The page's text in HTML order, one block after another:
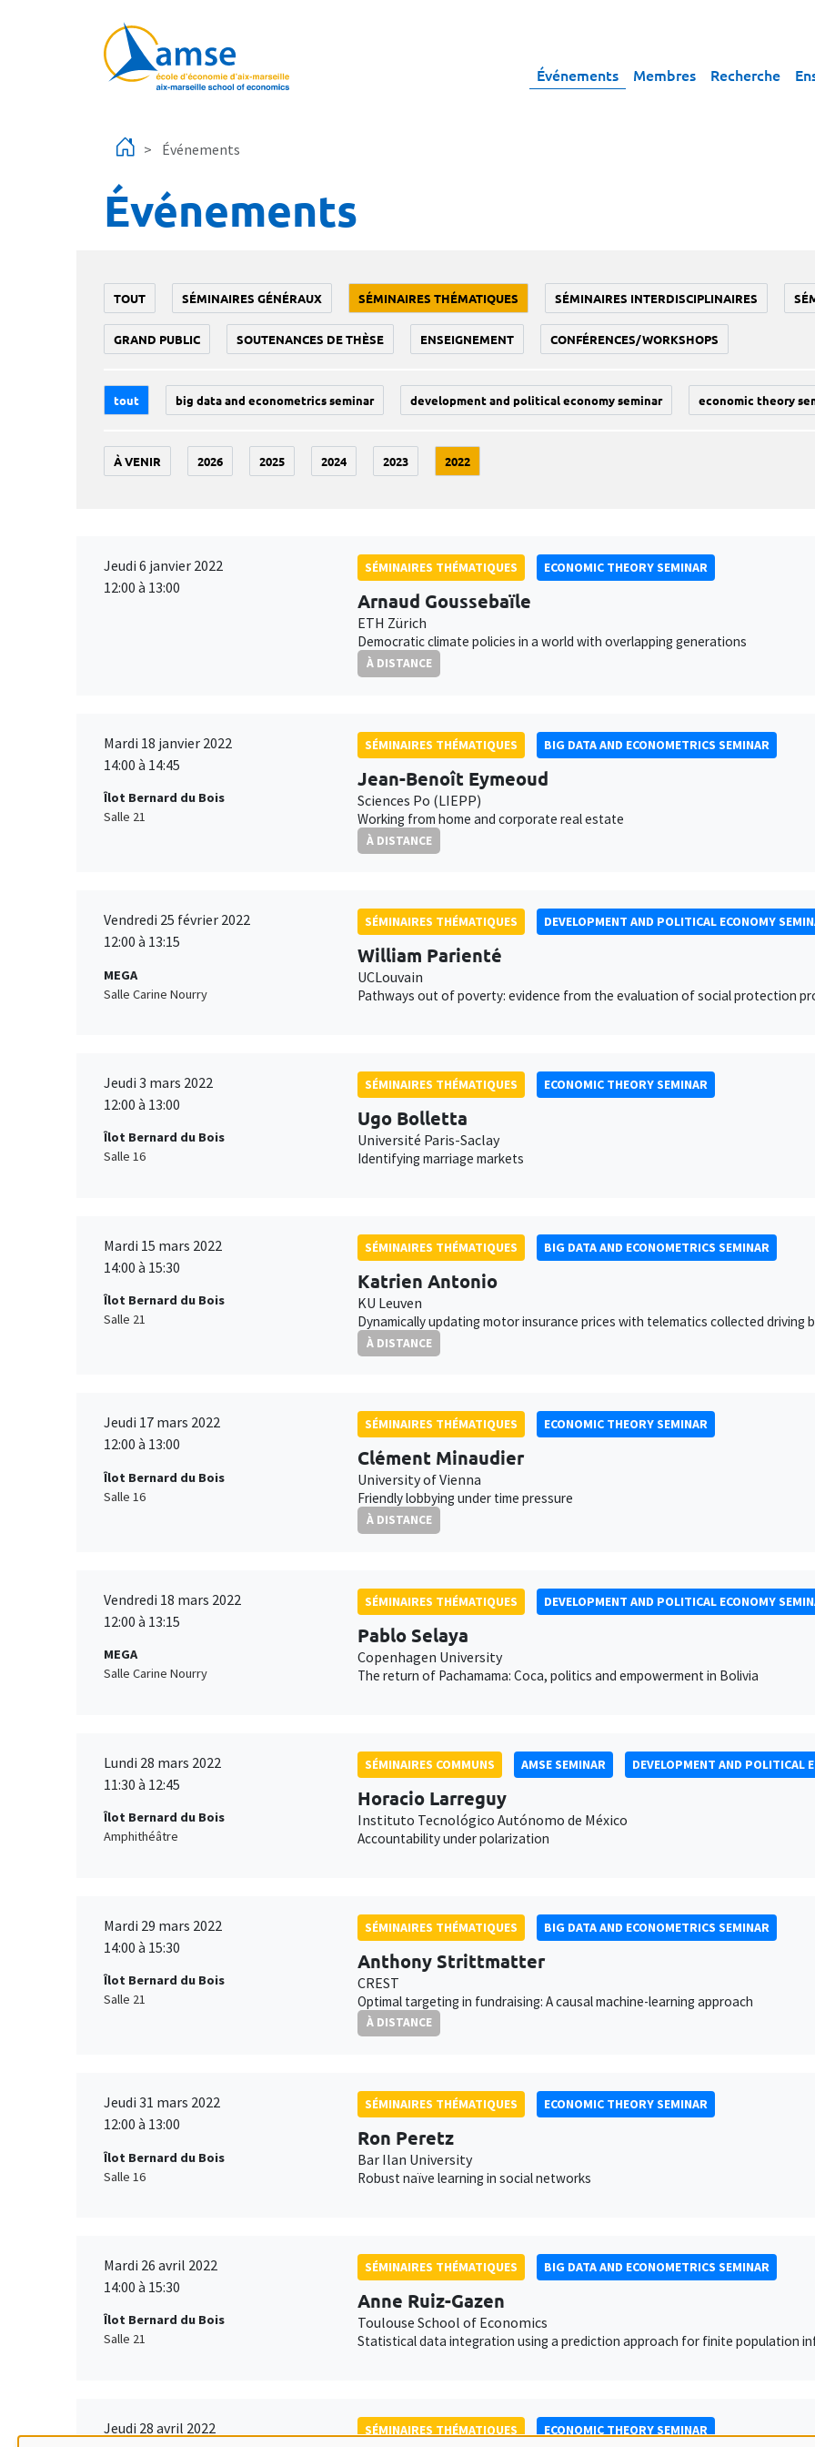
Événements Membres Recherche
Événements
Événements
TOUT SÉMINAIRES GÉNÉRAUX SÉMINAIRES THÉMATIQUES SÉMINAIRES INTERDISCIPLINAIRES
GRAND PUBLIC SOUTENANCES DE THÈSE ENSEIGNEMENT CONFÉRENCES/WORKSHOPS
tout big data and econometrics seminar development and political economy seminar economic theory
À VENIR 2026 2025 2024 2023 2022
Jeudi 6 janvier 2022
12:00 à 13:00
SÉMINAIRES THÉMATIQUES ECONOMIC THEORY SEMINAR
Arnaud Goussebaïle
ETH Zürich
Democratic climate policies in a world with overlapping generations
À DISTANCE
Mardi 18 janvier 2022
14:00 à 14:45
Îlot Bernard du Bois
Salle 21
SÉMINAIRES THÉMATIQUES BIG DATA AND ECONOMETRICS SEMINAR
Jean-Benoît Eymeoud
Sciences Po (LIEPP)
Working from home and corporate real estate
À DISTANCE
Vendredi 25 février 2022
12:00 à 13:15
MEGA
Salle Carine Nourry
SÉMINAIRES THÉMATIQUES DEVELOPMENT AND POLITICAL ECONOMY
William Parienté
UCLouvain
Pathways out of poverty: evidence from the evaluation of social protection
Jeudi 3 mars 2022
12:00 à 13:00
Îlot Bernard du Bois
Salle 16
SÉMINAIRES THÉMATIQUES ECONOMIC THEORY SEMINAR
Ugo Bolletta
Université Paris-Saclay
Identifying marriage markets
Mardi 15 mars 2022
14:00 à 15:30
Îlot Bernard du Bois
Salle 21
SÉMINAIRES THÉMATIQUES BIG DATA AND ECONOMETRICS SEMINAR
Katrien Antonio
KU Leuven
Dynamically updating motor insurance prices with telematics collected driving
À DISTANCE
Jeudi 17 mars 2022
12:00 à 13:00
Îlot Bernard du Bois
Salle 16
SÉMINAIRES THÉMATIQUES ECONOMIC THEORY SEMINAR
Clément Minaudier
University of Vienna
Friendly lobbying under time pressure
À DISTANCE
Vendredi 18 mars 2022
12:00 à 13:15
MEGA
Salle Carine Nourry
SÉMINAIRES THÉMATIQUES DEVELOPMENT AND POLITICAL ECONOMY
Pablo Selaya
Copenhagen University
The return of Pachamama: Coca, politics and empowerment in Bolivia
Lundi 28 mars 2022
11:30 à 12:45
Îlot Bernard du Bois
Amphithéâtre
SÉMINAIRES COMMUNS AMSE SEMINAR DEVELOPMENT AND POLITICAL
Horacio Larreguy
Instituto Tecnológico Autónomo de México
Accountability under polarization
Mardi 29 mars 2022
14:00 à 15:30
Îlot Bernard du Bois
Salle 21
SÉMINAIRES THÉMATIQUES BIG DATA AND ECONOMETRICS SEMINAR
Anthony Strittmatter
CREST
Optimal targeting in fundraising: A causal machine-learning approach
À DISTANCE
Jeudi 31 mars 2022
12:00 à 13:00
Îlot Bernard du Bois
Salle 16
SÉMINAIRES THÉMATIQUES ECONOMIC THEORY SEMINAR
Ron Peretz
Bar Ilan University
Robust naïve learning in social networks
Mardi 26 avril 2022
14:00 à 15:30
Îlot Bernard du Bois
Salle 21
SÉMINAIRES THÉMATIQUES BIG DATA AND ECONOMETRICS SEMINAR
Anne Ruiz-Gazen
Toulouse School of Economics
Statistical data integration using a prediction approach for finite population
Jeudi 28 avril 2022
SÉMINAIRES THÉMATIQUES ECONOMIC THEORY SEMINAR